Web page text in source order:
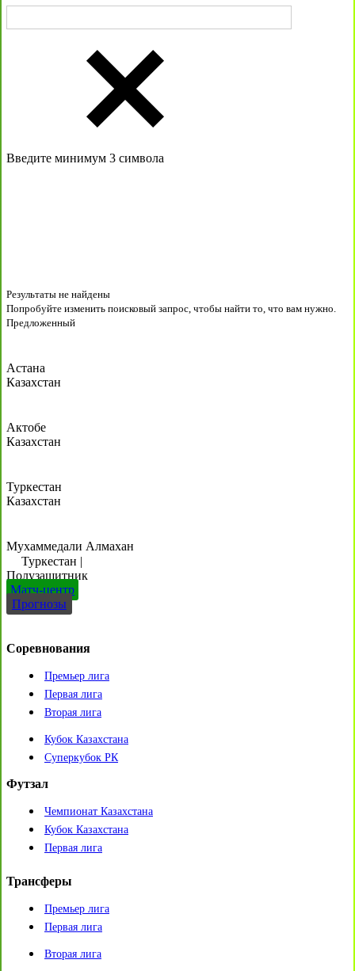
Введите минимум 3 символа
Результаты не найдены
Попробуйте изменить поисковый запрос, чтобы найти то, что вам нужно.
Предложенный
Астана
Казахстан
Актобе
Казахстан
Туркестан
Казахстан
Мухаммедали Алмахан
Туркестан |
Полузащитник
Матч-центр
Прогнозы
Соревнования
Премьер лига
Первая лига
Вторая лига
Кубок Казахстана
Суперкубок РК
Футзал
Чемпионат Казахстана
Кубок Казахстана
Первая лига
Трансферы
Премьер лига
Первая лига
Вторая лига